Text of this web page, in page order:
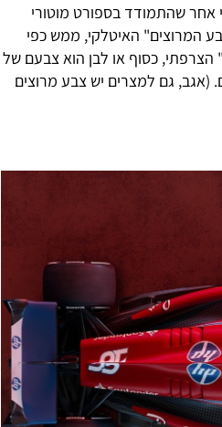
אחר שהתמודד בספורט מוטורי
המרוצים" האיטלקי, ממש כפי
כסוף או לבן הוא צבעם של
(אגב, גם למצרים יש צבע מרוצים